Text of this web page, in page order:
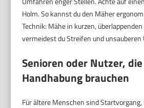
Holm. So kannst du den Mäher
Technik: Mähe in kurzen,
vermeidest du Streifen und unsauberen
Senioren oder Nutzer,
Handhabung brauchen
Für ältere Menschen sind